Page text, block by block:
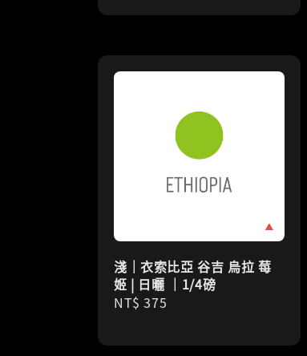
淺｜衣索比亞 谷吉 烏拉 莓
姬 | 日曬 ｜1/4磅
Regular
NT$ 375